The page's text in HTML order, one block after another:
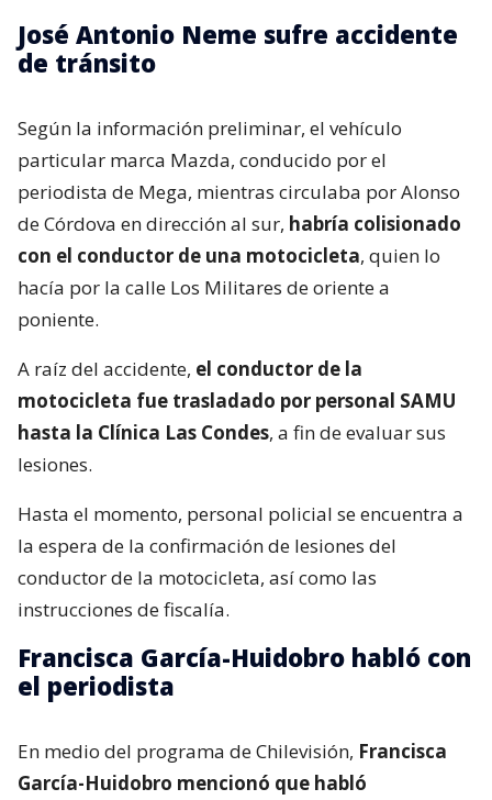
José Antonio Neme sufre accidente
de tránsito
Según la información preliminar, el vehículo
particular marca Mazda, conducido por el
periodista de Mega, mientras circulaba por Alonso
de Córdova en dirección al sur, habría colisionado
con el conductor de una motocicleta, quien lo
hacía por la calle Los Militares de oriente a
poniente.
A raíz del accidente, el conductor de la
motocicleta fue trasladado por personal SAMU
hasta la Clínica Las Condes, a fin de evaluar sus
lesiones.
Hasta el momento, personal policial se encuentra a
la espera de la confirmación de lesiones del
conductor de la motocicleta, así como las
instrucciones de fiscalía.
Francisca García-Huidobro habló con
el periodista
En medio del programa de Chilevisión, Francisca
García-Huidobro mencionó que habló